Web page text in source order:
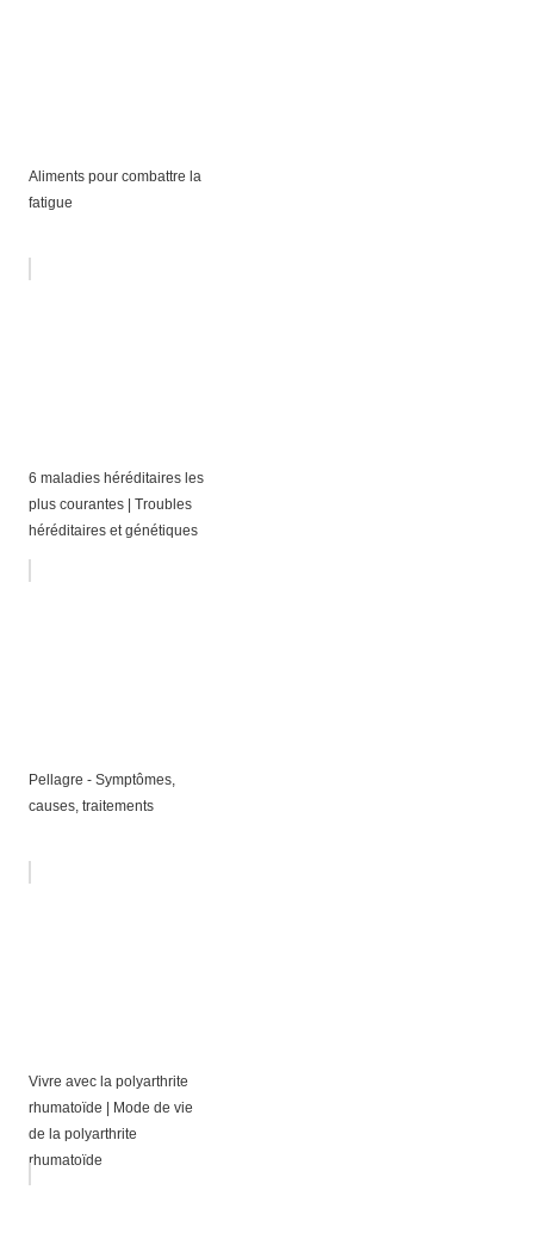
Aliments pour combattre la
fatigue
6 maladies héréditaires les
plus courantes | Troubles
héréditaires et génétiques
Pellagre - Symptômes,
causes, traitements
Vivre avec la polyarthrite
rhumatoïde | Mode de vie
de la polyarthrite
rhumatoïde